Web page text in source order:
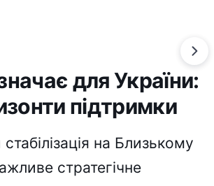
для України:
підтримки
на Близькому
стратегічне